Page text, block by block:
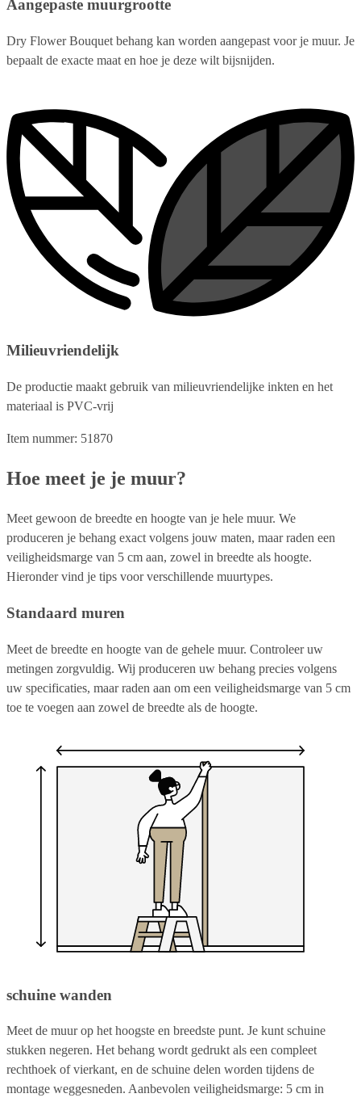
Aangepaste muurgrootte
Dry Flower Bouquet behang kan worden aangepast voor je muur. Je
bepaalt de exacte maat en hoe je deze wilt bijsnijden.
Milieuvriendelijk
De productie maakt gebruik van milieuvriendelijke inkten en het
materiaal is PVC-vrij
Item nummer: 51870
Hoe meet je je muur?
Meet gewoon de breedte en hoogte van je hele muur. We
produceren je behang exact volgens jouw maten, maar raden een
veiligheidsmarge van 5 cm aan, zowel in breedte als hoogte.
Hieronder vind je tips voor verschillende muurtypes.
Standaard muren
Meet de breedte en hoogte van de gehele muur. Controleer uw
metingen zorgvuldig. Wij produceren uw behang precies volgens
uw specificaties, maar raden aan om een veiligheidsmarge van 5 cm
toe te voegen aan zowel de breedte als de hoogte.
schuine wanden
Meet de muur op het hoogste en breedste punt. Je kunt schuine
stukken negeren. Het behang wordt gedrukt als een compleet
rechthoek of vierkant, en de schuine delen worden tijdens de
montage weggesneden. Aanbevolen veiligheidsmarge: 5 cm in